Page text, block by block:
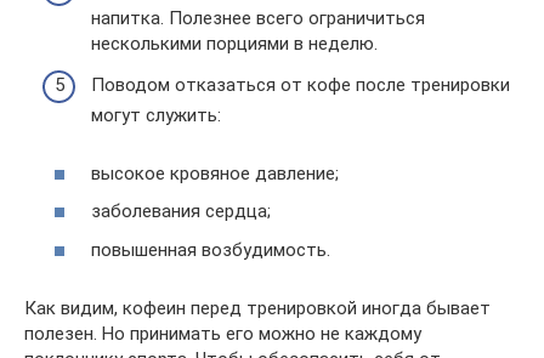
напитка. Полезнее всего ограничиться
несколькими порциями в неделю.
Поводом отказаться от кофе после тренировки
могут служить:
высокое кровяное давление;
заболевания сердца;
повышенная возбудимость.
Как видим, кофеин перед тренировкой иногда бывает
полезен. Но принимать его можно не каждому